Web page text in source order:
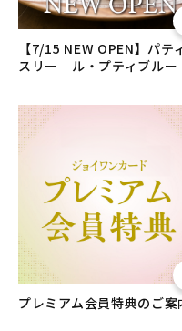
【7/15 NEW OPEN】パテ
スリー ル・プティブルー
プレミアム会員特典のご案